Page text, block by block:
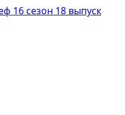
16 сезон 18 выпуск